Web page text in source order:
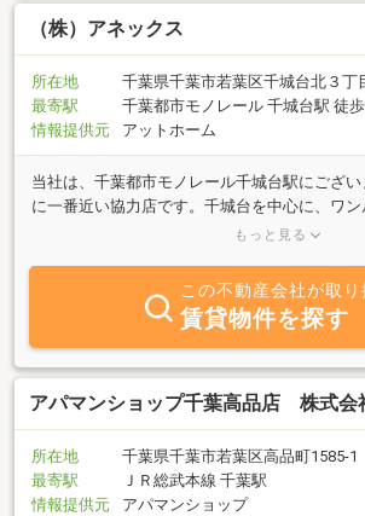
（株）アネックス
所在地
千葉県千葉市若葉区千城台北３丁
最寄駅
千葉都市モノレール 千城台駅 徒
情報提供元
アットホーム
当社は、千葉都市モノレール千城台駅にござ
に一番近い協力店です。千城台を中心に、ワ
ータイプまで、多数の物件を取り揃えておりま
ートいたします。是非、お気軽にお問い合わせ
せ。スタッフ一同心よりお待ちしております。
もっと見る
この不動産会社が取り
賃貸物件を探す
アパマンショップ千葉高品店 株式会
所在地
千葉県千葉市若葉区高品町1585-1
最寄駅
ＪＲ総武本線 千葉駅
情報提供元
アパマンショップ